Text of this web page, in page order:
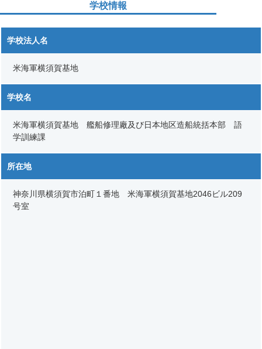
学校情報
学校法人名
米海軍横須賀基地
学校名
米海軍横須賀基地 艦船修理廠及び日本地区造船統括本部 語
学訓練課
所在地
神奈川県横須賀市泊町１番地 米海軍横須賀基地2046ビル209
号室